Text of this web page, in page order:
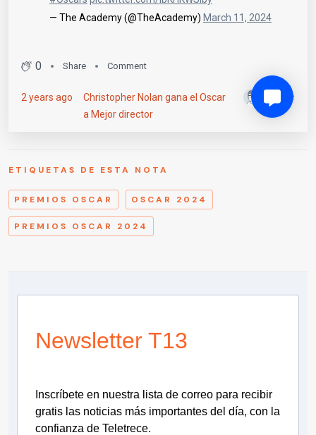
ETIQUETAS DE ESTA NOTA
PREMIOS OSCAR OSCAR 2024
PREMIOS OSCAR 2024
Newsletter T13
Inscríbete en nuestra lista de correo para recibir
gratis las noticias más importantes del día, con la
confianza de Teletrece.